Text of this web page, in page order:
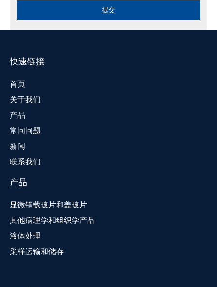
提交
快速链接
首页
关于我们
产品
常问问题
新闻
联系我们
产品
显微镜载玻片和盖玻片
其他病理学和组织学产品
液体处理
采样运输和储存